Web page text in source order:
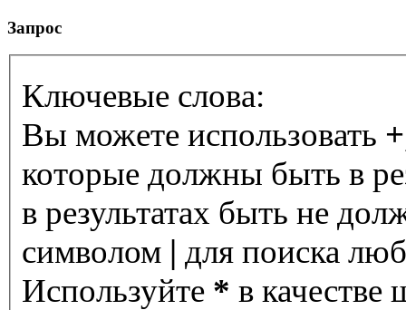
Запрос
Ключевые слова:
Вы можете использовать +
которые должны быть в
в результатах быть не
символом | для поиска
Используйте * в качестве